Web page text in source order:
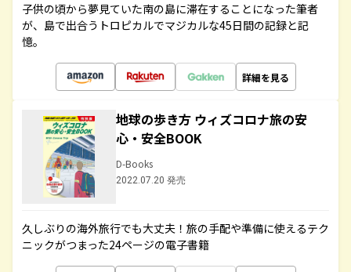
子供の頃から夢見ていた南の島に滞在することになった筆者
が、島で出合うトロピカルでマジカルな45日間の記録と記
憶。
詳細を見る
地球の歩き方 ウィズコロナ旅の安
心・安全BOOK
D-Books
2022.07.20 発売
久しぶりの海外旅行でも大丈夫！旅の手配や準備に使えるテク
ニックがつまった24ページの電子書籍